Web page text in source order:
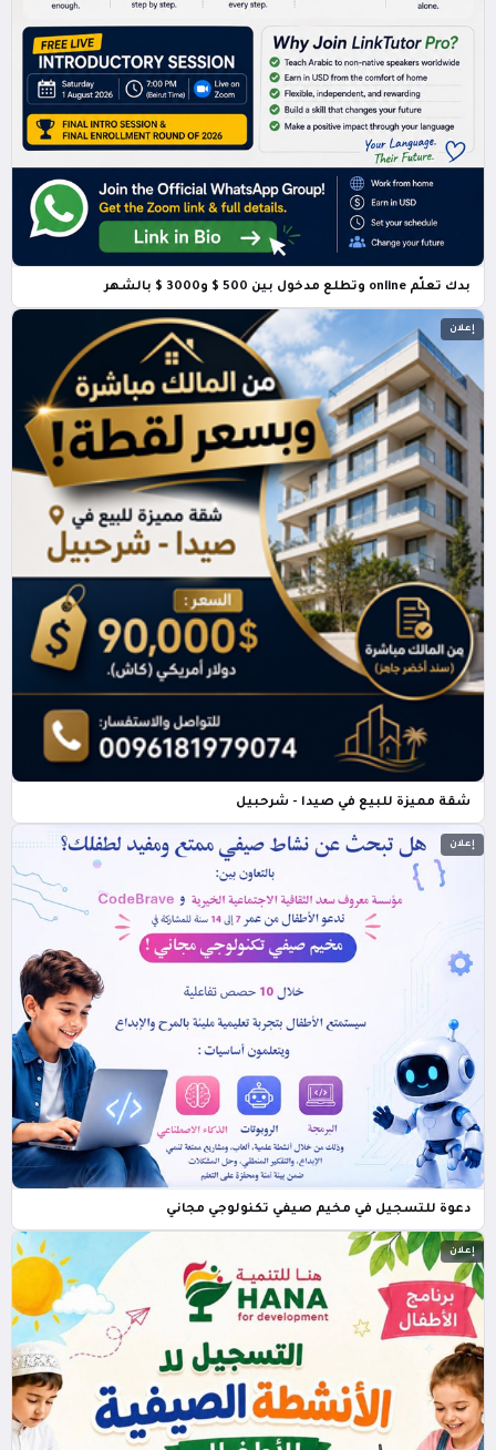
بدك تعلّم online وتطلع مدخول بين 500 $ و3000 $ بالشهر
إعلان
شقة مميزة للبيع في صيدا - شرحبيل
إعلان
دعوة للتسجيل في مخيم صيفي تكنولوجي مجاني
إعلان